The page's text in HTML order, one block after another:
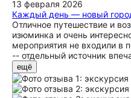
другой стороны, это
благодарна за этот опыт,
13 февраля 2026
Каждый день — новый
Отличное путешествие и
изюминка и очень
мероприятия не входили в
-- отдельный источник
ещё